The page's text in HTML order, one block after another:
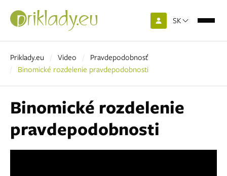
SK
Priklady.eu Video
Pravdepodobnosť
Binomické rozdelenie pravdepodobnosti
Binomické rozdelenie
pravdepodobnosti